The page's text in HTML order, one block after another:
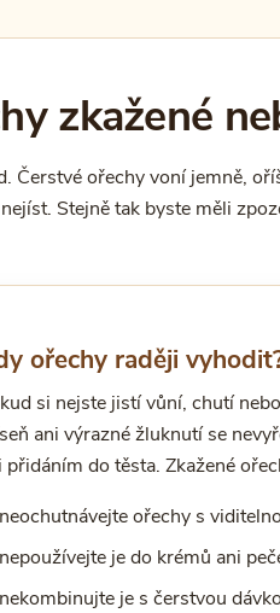
zkažené
ořechy voní jemně,
Stejně tak byste měli
ořechy raději
si nejste jistí vůní, chutí
ani výrazné žluknutí se
přidáním do těsta. Zkažené
neochutnávejte ořechy s
nepoužívejte je do krémů ani
nekombinujte je s čerstvou